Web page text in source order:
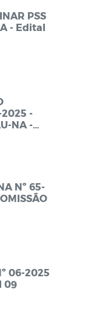
PSS
- Edital
2025 -
NA -
Nº 65-
06-2025
09